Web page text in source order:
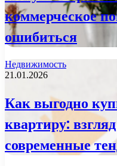
коммерческое
ошибиться
Недвижимость
21.01.2026
Как выгодно
квартиру:
современные